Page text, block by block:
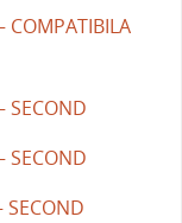
COMPATIBILA
SECOND
SECOND
SECOND